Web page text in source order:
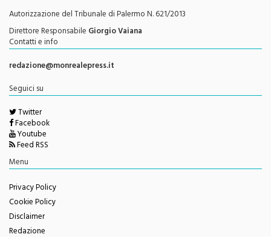
Autorizzazione del Tribunale di Palermo N. 621/2013
Direttore Responsabile Giorgio Vaiana
Contatti e info
redazione@monrealepress.it
Seguici su
Twitter
Facebook
Youtube
Feed RSS
Menu
Privacy Policy
Cookie Policy
Disclaimer
Redazione